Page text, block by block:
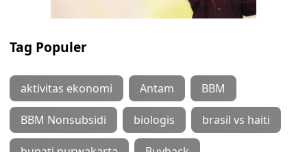
Tag Populer
aktivitas ekonomi Antam BBM
BBM Nonsubsidi biologis brasil vs haiti